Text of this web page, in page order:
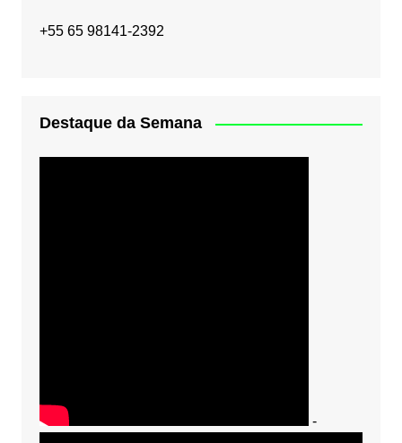
+55 65 98141-2392
Destaque da Semana
-